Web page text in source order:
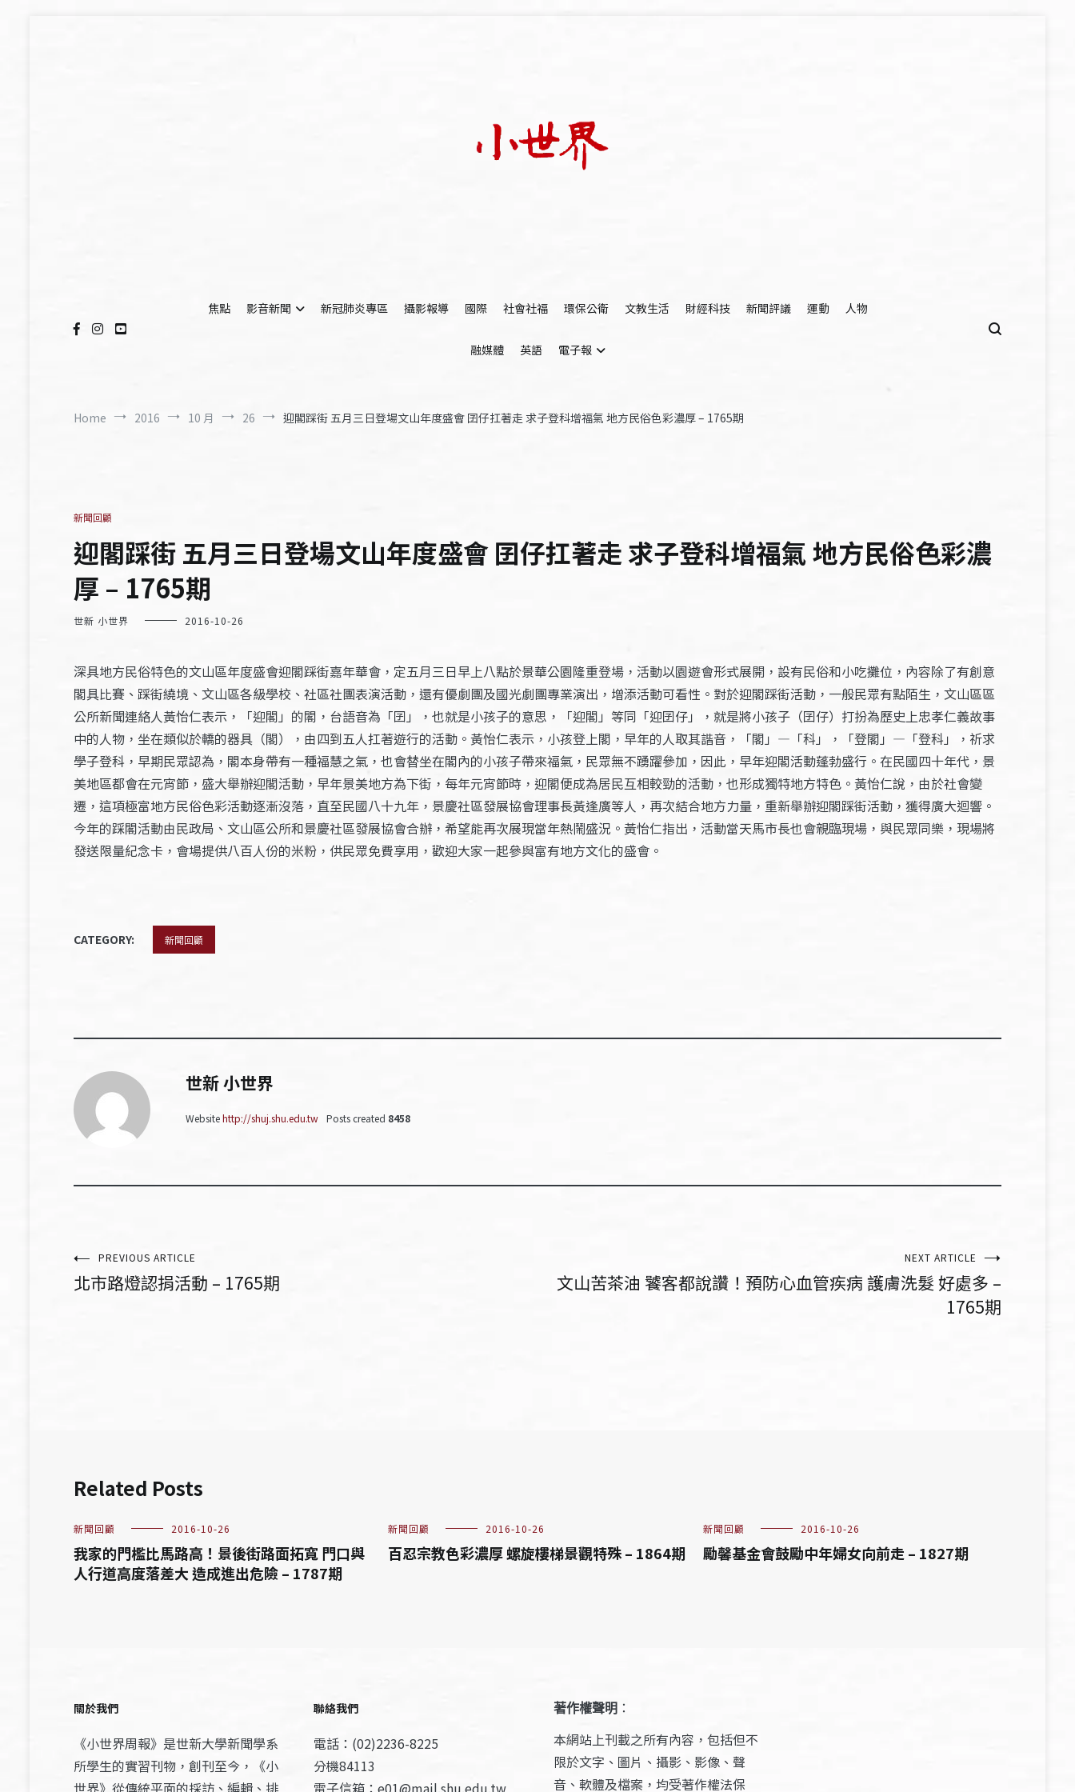
焦點
影音新聞 新冠肺炎專區 攝影報導 國際 社會社福 環保公衛 文教生活 財經科技 新聞評議 運動 人物
融媒體 英語 電子報
Home 2016 10 月 26 迎閣踩街 五月三日登場文山年度盛會 囝仔扛著走 求子登科增福氣 地方民俗色彩濃厚 – 1765期
新聞回顧
迎閣踩街 五月三日登場文山年度盛會 囝仔扛著走 求子登科增福氣 地方民俗色彩濃
厚 – 1765期
世新 小世界 2016-10-26
深具地方民俗特色的文山區年度盛會迎閣踩街嘉年華會，定五月三日早上八點於景華公園隆重登場，活動以園遊會形式展開，設有民俗和小吃攤位，內容除了有創意
閣具比賽、踩街繞境、文山區各級學校、社區社團表演活動，還有優劇團及國光劇團專業演出，增添活動可看性。對於迎閣踩街活動，一般民眾有點陌生，文山區區
公所新聞連絡人黃怡仁表示，「迎閣」的閣，台語音為「囝」，也就是小孩子的意思，「迎閣」等同「迎囝仔」，就是將小孩子（囝仔）打扮為歷史上忠孝仁義故事
中的人物，坐在類似於轎的器具（閣），由四到五人扛著遊行的活動。黃怡仁表示，小孩登上閣，早年的人取其諧音，「閣」—「科」，「登閣」—「登科」，祈求
學子登科，早期民眾認為，閣本身帶有一種福慧之氣，也會替坐在閣內的小孩子帶來福氣，民眾無不踴躍參加，因此，早年迎閣活動蓬勃盛行。在民國四十年代，景
美地區都會在元宵節，盛大舉辦迎閣活動，早年景美地方為下街，每年元宵節時，迎閣便成為居民互相較勁的活動，也形成獨特地方特色。黃怡仁說，由於社會變
遷，這項極富地方民俗色彩活動逐漸沒落，直至民國八十九年，景慶社區發展協會理事長黃逢廣等人，再次結合地方力量，重新舉辦迎閣踩街活動，獲得廣大迴響。
今年的踩閣活動由民政局、文山區公所和景慶社區發展協會合辦，希望能再次展現當年熱鬧盛況。黃怡仁指出，活動當天馬市長也會親臨現場，與民眾同樂，現場將
發送限量紀念卡，會場提供八百人份的米粉，供民眾免費享用，歡迎大家一起參與富有地方文化的盛會。
CATEGORY: 新聞回顧
世新 小世界
Websitehttp://shuj.shu.edu.tw Posts created 8458
文PREVIOUS ARTICLE
北市路燈認捐活動 – 1765期
NEXT ARTICLE
文山苦茶油 饕客都說讚！預防心血管疾病 護膚洗髮 好處多 –
1765期
Related Posts
新聞回顧 2016-10-26
我家的門檻比馬路高！景後街路面拓寬 門口與
人行道高度落差大 造成進出危險 – 1787期
新聞回顧 2016-10-26
百忍宗教色彩濃厚 螺旋樓梯景觀特殊 – 1864期
新聞回顧 2016-10-26
勵馨基金會鼓勵中年婦女向前走 – 1827期
關於我們
《小世界周報》是世新大學新聞學系
所學生的實習刊物，創刊至今，《小
世界》從傳統平面的採訪、編輯、排
聯絡我們
電話：(02)2236-8225
分機84113
電子信箱：e01@mail.shu.edu.tw
著作權聲明 ：
本網站上刊載之所有內容，包括但不
限於文字、圖片、攝影、影像、聲
音、軟體及檔案，均受著作權法保